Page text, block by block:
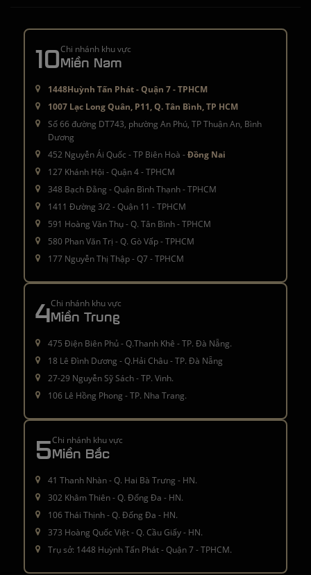
10Chi nhánh khu vực
Miền Nam
1448Huỳnh Tấn Phát - Quận 7 - TPHCM
1007 Lạc Long Quân, P11, Q. Tân Bình, TP HCM
Số 66 đường DT743, phường An Phú, TP Thuận An, Bình
Dương
452 Nguyễn Ái Quốc - TP Biên Hoà -Đồng Nai
127 Khánh Hội - Quận 4 - TPHCM
348 Bạch Đằng - Quận Bình Thạnh - TPHCM
1411 Đường 3/2 - Quận 11 - TPHCM
591 Hoàng Văn Thụ - Q. Tân Bình - TPHCM
580 Phan Văn Trị - Q. Gò Vấp - TPHCM
177 Nguyễn Thị Thập - Q7 - TPHCM
4Chi nhánh khu vực
Miền Trung
475 Điện Biên Phủ - Q.Thanh Khê - TP. Đà Nẵng.
18 Lê Đình Dương - Q.Hải Châu - TP. Đà Nẵng
27-29 Nguyễn Sỹ Sách - TP. Vinh.
106 Lê Hồng Phong - TP. Nha Trang.
5Chi nhánh khu vực
Miền Bắc
41 Thanh Nhàn - Q. Hai Bà Trưng - HN.
302 Khâm Thiên - Q. Đống Đa - HN.
106 Thái Thịnh - Q. Đống Đa - HN.
373 Hoàng Quốc Việt - Q. Cầu Giấy - HN.
Trụ sở: 1448 Huỳnh Tấn Phát - Quận 7 - TPHCM.